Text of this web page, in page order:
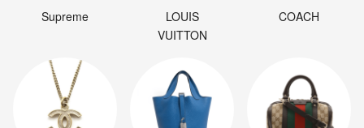
Supreme
LOUIS
VUITTON
COACH